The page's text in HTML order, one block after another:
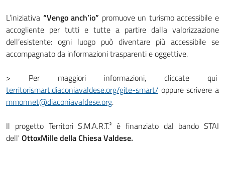
L’iniziativa “Vengo anch’io” promuove un turismo accessibile e
accogliente per tutti e tutte a partire dalla valorizzazione
dell’esistente: ogni luogo può diventare più accessibile se
accompagnato da informazioni trasparenti e oggettive.
> Per maggiori informazioni, cliccate qui
territorismart.diaconiavaldese.org/gite-smart/ oppure scrivere a
mmonnet@diaconiavaldese.org.
Il progetto Territori S.M.A.R.T.² è finanziato dal bando STAI
dell' OttoxMille della Chiesa Valdese.